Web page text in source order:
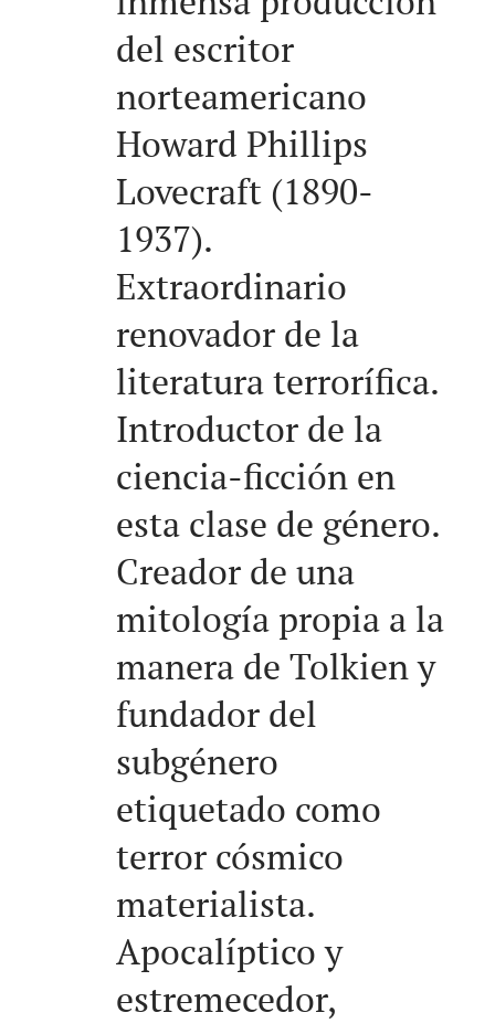
del escritor
norteamericano
Howard Phillips
Lovecraft (1890-
1937).
Extraordinario
renovador de la
literatura terrorífica.
Introductor de la
ciencia-ficción en
esta clase de género.
Creador de una
mitología propia a la
manera de Tolkien y
fundador del
subgénero
etiquetado como
terror cósmico
materialista.
Apocalíptico y
estremecedor,